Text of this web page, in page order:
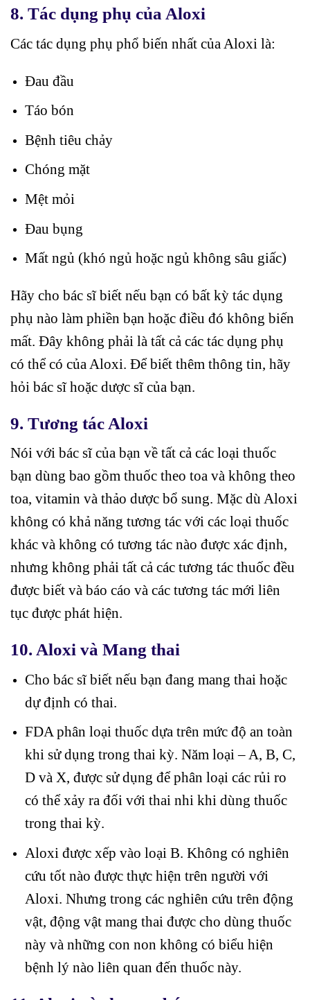
8. Tác dụng phụ của Aloxi
Các tác dụng phụ phổ biến nhất của Aloxi là:
Đau đầu
Táo bón
Bệnh tiêu chảy
Chóng mặt
Mệt mỏi
Đau bụng
Mất ngủ (khó ngủ hoặc ngủ không sâu giấc)
Hãy cho bác sĩ biết nếu bạn có bất kỳ tác dụng
phụ nào làm phiền bạn hoặc điều đó không biến
mất. Đây không phải là tất cả các tác dụng phụ
có thể có của Aloxi. Để biết thêm thông tin, hãy
hỏi bác sĩ hoặc dược sĩ của bạn.
9. Tương tác Aloxi
Nói với bác sĩ của bạn về tất cả các loại thuốc
bạn dùng bao gồm thuốc theo toa và không theo
toa, vitamin và thảo dược bổ sung. Mặc dù Aloxi
không có khả năng tương tác với các loại thuốc
khác và không có tương tác nào được xác định,
nhưng không phải tất cả các tương tác thuốc đều
được biết và báo cáo và các tương tác mới liên
tục được phát hiện.
10. Aloxi và Mang thai
Cho bác sĩ biết nếu bạn đang mang thai hoặc
dự định có thai.
FDA phân loại thuốc dựa trên mức độ an toàn
khi sử dụng trong thai kỳ. Năm loại – A, B, C,
D và X, được sử dụng để phân loại các rủi ro
có thể xảy ra đối với thai nhi khi dùng thuốc
trong thai kỳ.
Aloxi được xếp vào loại B. Không có nghiên
cứu tốt nào được thực hiện trên người với
Aloxi. Nhưng trong các nghiên cứu trên động
vật, động vật mang thai được cho dùng thuốc
này và những con non không có biểu hiện
bệnh lý nào liên quan đến thuốc này.